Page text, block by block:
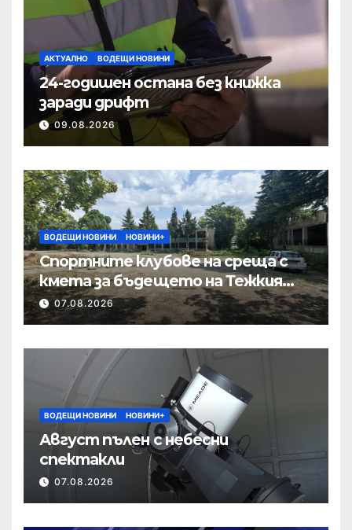
АКТУАЛНО ВОДЕЩИ НОВИНИ
24-годишен остана без книжка
заради дрифт
09.08.2026
ВОДЕЩИ НОВИНИ НОВИНИ+
Спортните клубове на среща с
кмета за бъдещето на Тежкия
полк
07.08.2026
ВОДЕЩИ НОВИНИ НОВИНИ+
Август пълен с небесни
спектакли
07.08.2026